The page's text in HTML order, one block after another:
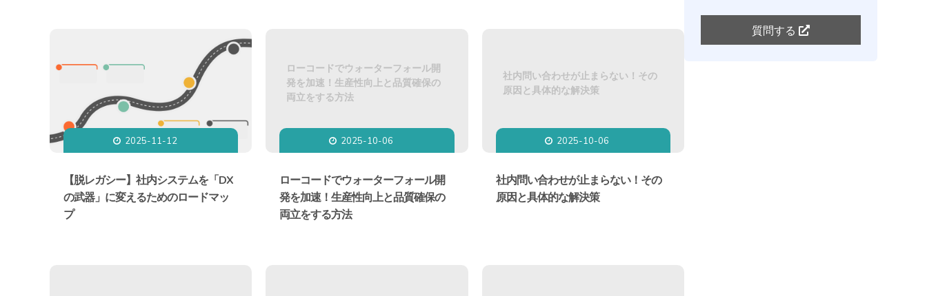
 2025-11-12
【脱レガシー】社内システムを「DX
の武器」に変えるためのロードマッ
プ
ローコードでウォーターフォール開
発を加速！生産性向上と品質確保の
両立をする方法
 2025-10-06
ローコードでウォーターフォール開
発を加速！生産性向上と品質確保の
両立をする方法
社内問い合わせが止まらない！その
原因と具体的な解決策
 2025-10-06
社内問い合わせが止まらない！その
原因と具体的な解決策
質問する